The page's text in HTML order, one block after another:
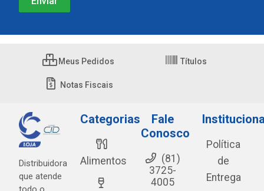
Meus Pedidos Títulos
Notas Fiscais
Distribuidora
que atende
Categorias
Alimentos
Fale
Conosco
(81)
3725-
4005
Política
de
Entrega